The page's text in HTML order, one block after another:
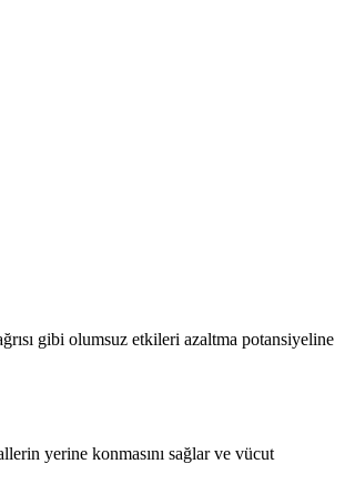
gibi olumsuz etkileri azaltma potansiyeline
yerine konmasını sağlar ve vücut